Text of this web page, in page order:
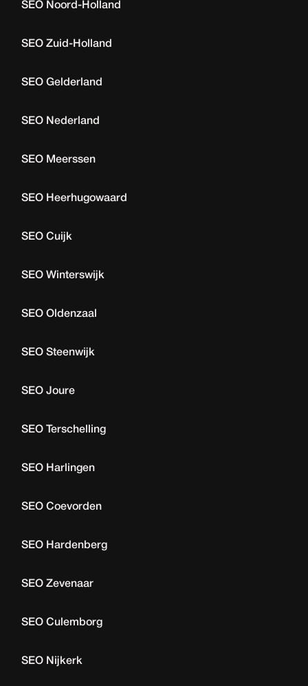
SEO Noord-Holland
SEO Zuid-Holland
SEO Gelderland
SEO Nederland
SEO Meerssen
SEO Heerhugowaard
SEO Cuijk
SEO Winterswijk
SEO Oldenzaal
SEO Steenwijk
SEO Joure
SEO Terschelling
SEO Harlingen
SEO Coevorden
SEO Hardenberg
SEO Zevenaar
SEO Culemborg
SEO Nijkerk